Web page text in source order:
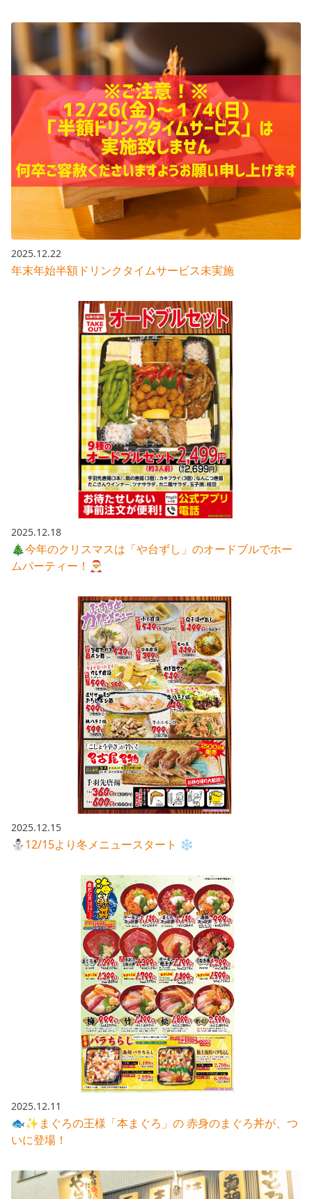
2025.12.22
年末年始半額ドリンクタイムサービス未実施
2025.12.18
🎄今年のクリスマスは「や台ずし」のオードブルでホー
ムパーティー！🎅
2025.12.15
⛄12/15より冬メニュースタート ❄️
2025.12.11
🐟✨まぐろの王様「本まぐろ」の 赤身のまぐろ丼が、つ
いに登場！